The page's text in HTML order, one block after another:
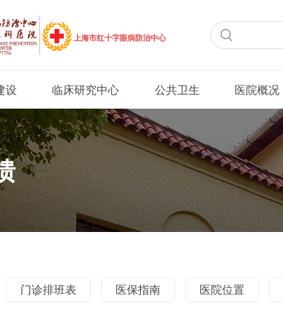
设 临床研究中心 公共卫生 医院概况
门诊排班表 医保指南 医院位置